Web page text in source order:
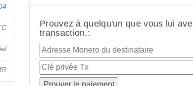
Prouvez à quelqu'un que vous lui
transaction.: